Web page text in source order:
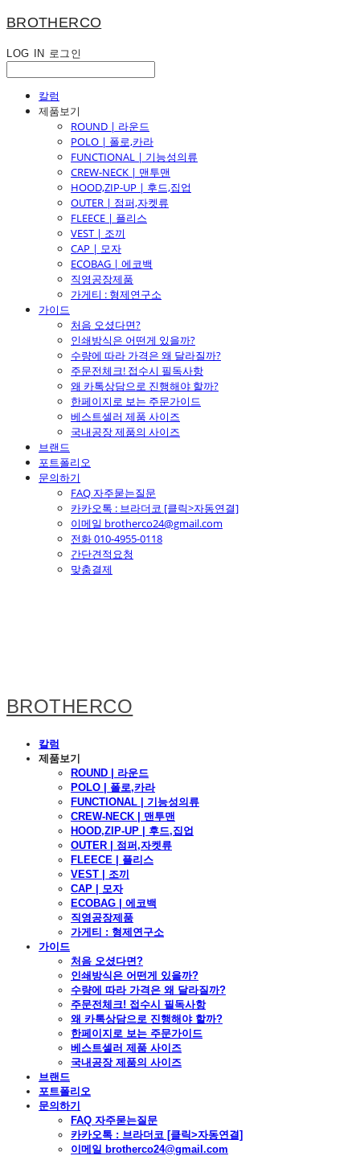
BROTHERCO
LOG IN 로그인
칼럼
제품보기
ROUND | 라운드
POLO | 폴로,카라
FUNCTIONAL | 기능성의류
CREW-NECK | 맨투맨
HOOD,ZIP-UP | 후드,집업
OUTER | 점퍼,자켓류
FLEECE | 플리스
VEST | 조끼
CAP | 모자
ECOBAG | 에코백
직영공장제품
가게티 : 형제연구소
가이드
처음 오셨다면?
인쇄방식은 어떤게 있을까?
수량에 따라 가격은 왜 달라질까?
주문전체크! 접수시 필독사항
왜 카톡상담으로 진행해야 할까?
한페이지로 보는 주문가이드
베스트셀러 제품 사이즈
국내공장 제품의 사이즈
브랜드
포트폴리오
문의하기
FAQ 자주묻는질문
카카오톡 : 브라더코 [클릭>자동연결]
이메일 brotherco24@gmail.com
전화 010-4955-0118
간단견적요청
맞춤결제
BROTHERCO
칼럼
제품보기
ROUND | 라운드
POLO | 폴로,카라
FUNCTIONAL | 기능성의류
CREW-NECK | 맨투맨
HOOD,ZIP-UP | 후드,집업
OUTER | 점퍼,자켓류
FLEECE | 플리스
VEST | 조끼
CAP | 모자
ECOBAG | 에코백
직영공장제품
가게티 : 형제연구소
가이드
처음 오셨다면?
인쇄방식은 어떤게 있을까?
수량에 따라 가격은 왜 달라질까?
주문전체크! 접수시 필독사항
왜 카톡상담으로 진행해야 할까?
한페이지로 보는 주문가이드
베스트셀러 제품 사이즈
국내공장 제품의 사이즈
브랜드
포트폴리오
문의하기
FAQ 자주묻는질문
카카오톡 : 브라더코 [클릭>자동연결]
이메일 brotherco24@gmail.com